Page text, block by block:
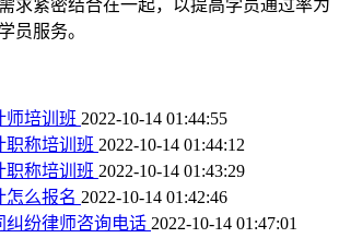
求紧密结合在一起，以提高学员通过率为
员服务。
师培训班 2022-10-14 01:44:55
职称培训班 2022-10-14 01:44:12
职称培训班 2022-10-14 01:43:29
怎么报名 2022-10-14 01:42:46
纠纷律师咨询电话 2022-10-14 01:47:01